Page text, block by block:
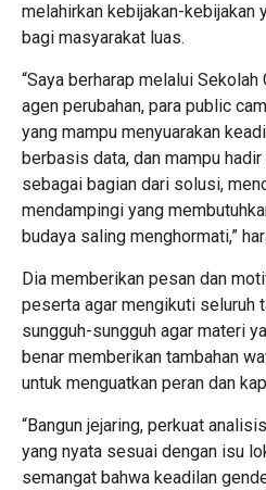
melahirkan kebijakan-kebijakan
bagi masyarakat luas.
“Saya berharap melalui
agen perubahan, para public
yang mampu menyuarakan
berbasis data, dan mampu
sebagai bagian dari solusi,
mendampingi yang
budaya saling menghormati,”
Dia memberikan pesan dan
peserta agar mengikuti seluruh
sungguh-sungguh agar materi
benar memberikan tambahan
untuk menguatkan peran dan
“Bangun jejaring, perkuat
yang nyata sesuai dengan isu
semangat bahwa keadilan